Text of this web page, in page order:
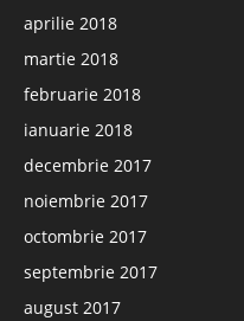
aprilie 2018
martie 2018
februarie 2018
ianuarie 2018
decembrie 2017
noiembrie 2017
octombrie 2017
septembrie 2017
august 2017